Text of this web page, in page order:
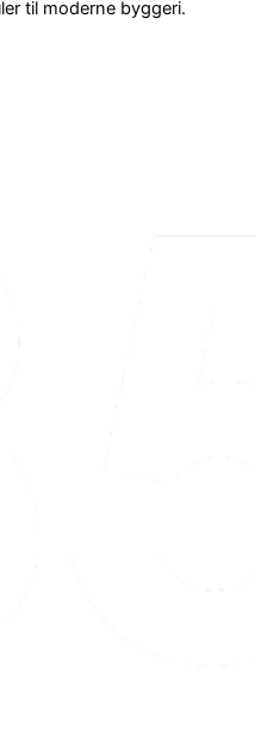
til moderne byggeri.